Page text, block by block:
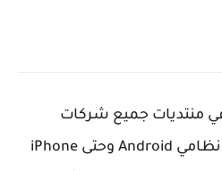
في منتديات جميع شركات
الهواتف التجارية لهواتف نظامي Android وحتى iPhone